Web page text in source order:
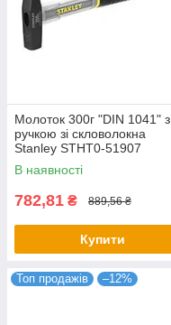
Молоток 300г "DIN 1041" з
ручкою зі скловолокна
Stanley STHT0-51907
В наявності
782,81 ₴ 889,56 ₴
Купити
Топ продажів –12%